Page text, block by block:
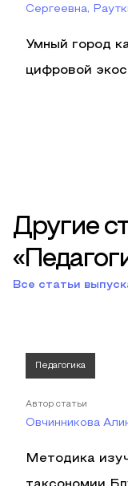
Сергеевна,
Умный город
цифровой
Другие
Все статьи
Педагогика
Автор статьи
Овчинникова
Методика